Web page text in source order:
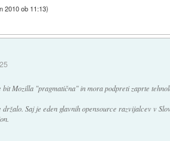
2010 ob 11:13)
Mozilla "pragmatična" in mora podpreti zaprte
Saj je eden glavnih opensource razvijalcev v